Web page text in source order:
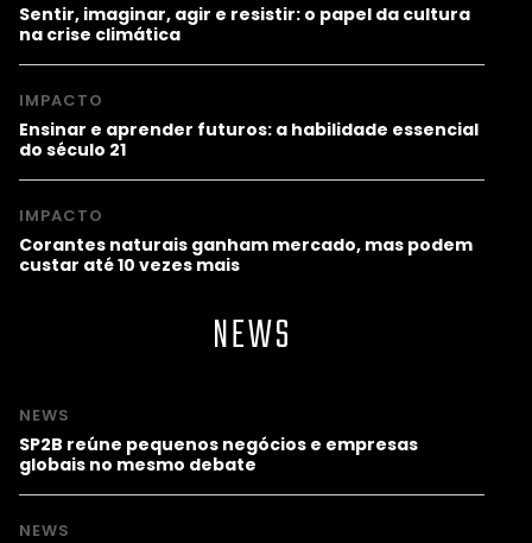
Sentir, imaginar, agir e resistir: o papel da cultura
na crise climática
IMPACTO
Ensinar e aprender futuros: a habilidade essencial
do século 21
IMPACTO
Corantes naturais ganham mercado, mas podem
custar até 10 vezes mais
NEWS
NEWS
SP2B reúne pequenos negócios e empresas
globais no mesmo debate
NEWS